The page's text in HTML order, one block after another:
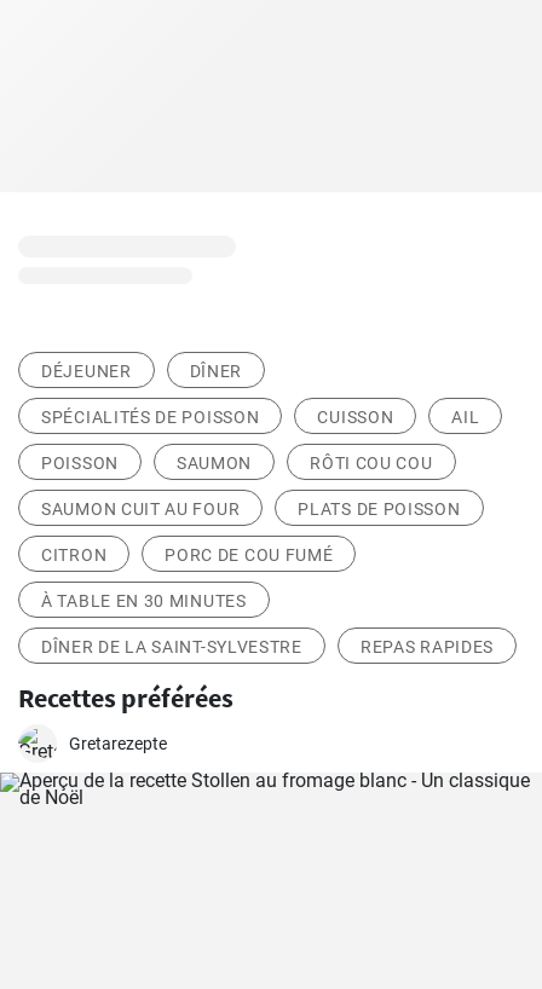
DÉJEUNER DÎNER
SPÉCIALITÉS DE POISSON CUISSON AIL
POISSON SAUMON RÔTI COU COU
SAUMON CUIT AU FOUR PLATS DE POISSON
CITRON PORC DE COU FUMÉ
À TABLE EN 30 MINUTES
DÎNER DE LA SAINT-SYLVESTRE REPAS RAPIDES
Recettes préférées
Gretarezepte